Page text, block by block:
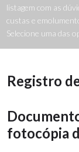
listagem com as
custas e
Selecione uma das
Registro
fotocópia